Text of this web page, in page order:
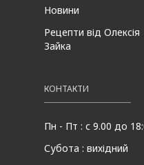
Новини
Рецепти від Олексія
Зайка
КОНТАКТИ
Пн - Пт : с 9.00 до
Субота : вихідний